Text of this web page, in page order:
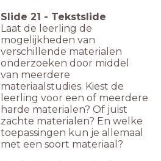
Slide 21 - Tekstslide
Laat de leerling de
mogelijkheden van
verschillende materialen
onderzoeken door middel
van meerdere
materiaalstudies. Kiest de
leerling voor een of meerdere
harde materialen? Of juist
zachte materialen? En welke
toepassingen kun je allemaal
met een soort materiaal?